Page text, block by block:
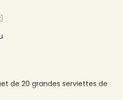
de 20 grandes serviettes de